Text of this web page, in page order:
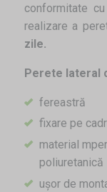
conformitate
realizare a
zile.
Perete lateral
fereastră
fixare pe
material
poliuretanică
ușor de